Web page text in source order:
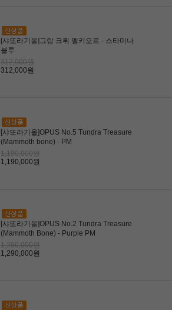
[샤또라기올]그랑 크뤼 멜키오르 - 스타미나
블루
312,000원
312,000원
[샤또라기올]OPUS No.5 Tundra Treasure
(Mammoth bone) - PM
1,190,000원
1,190,000원
[샤또라기올]OPUS No.2 Tundra Treasure
(Mammoth Bone) - Purple PM
1,290,000원
1,290,000원